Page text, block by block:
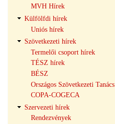
MVH Hírek
Külfölfdi hírek
Uniós hírek
Szövetkezeti hírek
Termelői csoport hírek
TÉSZ hírek
BÉSZ
Országos Szövetkezeti Tanács
COPA-COGECA
Szervezeti hírek
Rendezvények